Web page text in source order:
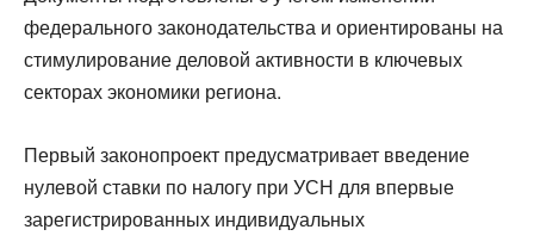
федерального законодательства и ориентированы на
стимулирование деловой активности в ключевых
секторах экономики региона.
Первый законопроект предусматривает введение
нулевой ставки по налогу при УСН для впервые
зарегистрированных индивидуальных